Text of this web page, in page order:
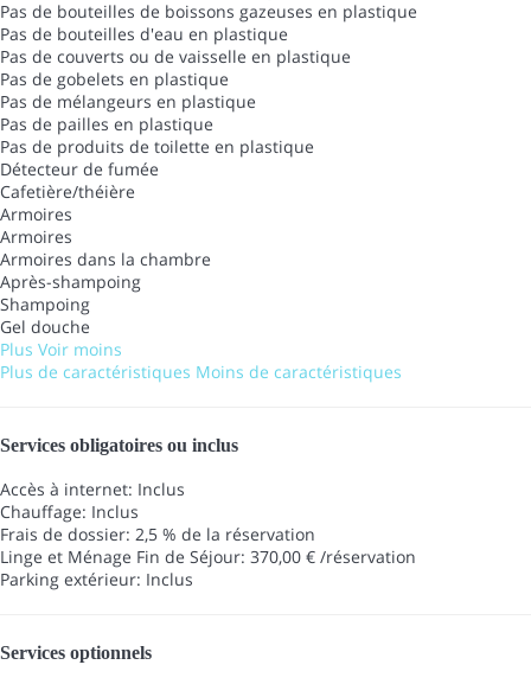
Pas de bouteilles de boissons gazeuses en plastique
Pas de bouteilles d'eau en plastique
Pas de couverts ou de vaisselle en plastique
Pas de gobelets en plastique
Pas de mélangeurs en plastique
Pas de pailles en plastique
Pas de produits de toilette en plastique
Détecteur de fumée
Cafetière/théière
Armoires
Armoires
Armoires dans la chambre
Après-shampoing
Shampoing
Gel douche
Plus Voir moins
Plus de caractéristiques Moins de caractéristiques
Services obligatoires ou inclus
Accès à internet: Inclus
Chauffage: Inclus
Frais de dossier: 2,5 % de la réservation
Linge et Ménage Fin de Séjour: 370,00 € /réservation
Parking extérieur: Inclus
Services optionnels